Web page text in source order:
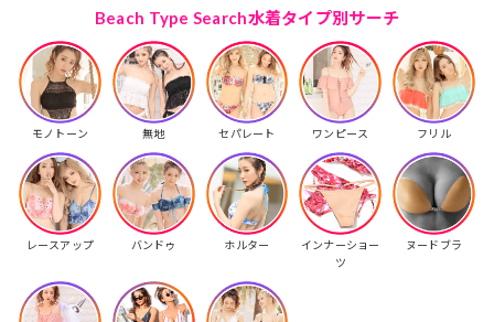
Beach Type Search水着タイプ別サーチ
モノトーン 無地 セパレート ワンピース フリル
レースアップ バンドゥ ホルター
インナーショー
ツ
ヌードブラ